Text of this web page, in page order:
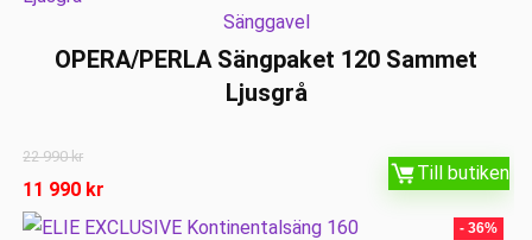
Sänggavel
OPERA/PERLA Sängpaket 120 Sammet
Ljusgrå
22 990kr
11 990 kr
Till butiken
- 36%